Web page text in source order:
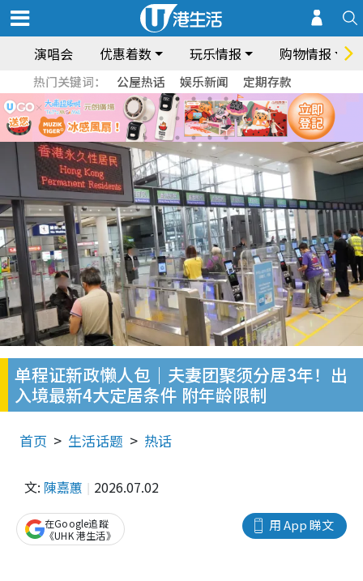
演唱会 优惠着数 玩乐情报 购物情报
热门关键词： 公屋热话 娱乐新闻 定期存款
单程证新政懒人包｜夫妻团聚须分居3年！出
入境最新4大定居条件 附年龄限制
首页 生活话题 热话
文: 陳嘉蕙 2026.07.02
用 App 睇文
在Google追蹤
《UHK 港生活》